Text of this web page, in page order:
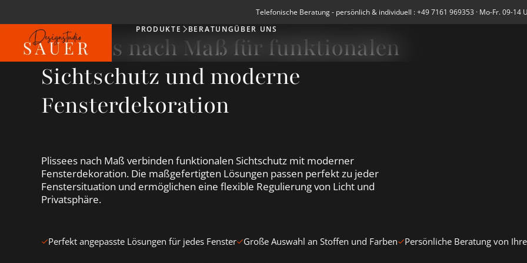
Telefonische Beratung - persönlich & individuell : +49 7161 969353 · Mo-Fr. 09-14
Produkte
PRODUKTE BERATUNGÜBER UNS
Plissees nach Maß für funktionalen
Sichtschutz und moderne
Fensterdekoration
Plissees nach Maß verbinden funktionalen Sichtschutz mit moderner
Fensterdekoration. Die maßgefertigten Lösungen passen perfekt zu jeder
Fenstersituation und ermöglichen eine flexible Regulierung von Licht und
Privatsphäre.
Perfekt angepasste Lösungen für jedes Fenster Große Auswahl an Stoffen und Farben Persönliche Beratung von